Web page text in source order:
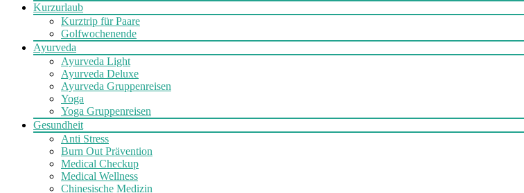
Kurzurlaub
Kurztrip für Paare
Golfwochenende
Ayurveda
Ayurveda Light
Ayurveda Deluxe
Ayurveda Gruppenreisen
Yoga
Yoga Gruppenreisen
Gesundheit
Anti Stress
Burn Out Prävention
Medical Checkup
Medical Wellness
Chinesische Medizin